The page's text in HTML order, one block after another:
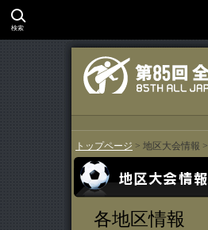
検索
トップページ > 地区大会情報 >
各地区情報